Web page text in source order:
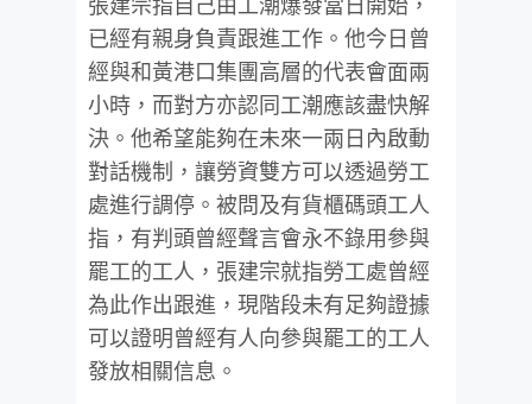
已經有親身負責跟進工作。他今日曾
經與和黃港口集團高層的代表會面兩
小時，而對方亦認同工潮應該盡快解
決。他希望能夠在未來一兩日內啟動
對話機制，讓勞資雙方可以透過勞工
處進行調停。被問及有貨櫃碼頭工人
指，有判頭曾經聲言會永不錄用參與
罷工的工人，張建宗就指勞工處曾經
為此作出跟進，現階段未有足夠證據
可以證明曾經有人向參與罷工的工人
發放相關信息。